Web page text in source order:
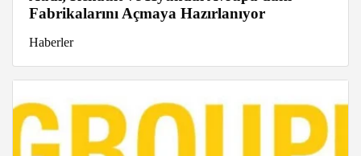
Fabrikalarını Açmaya Hazırlanıyor
Haberler